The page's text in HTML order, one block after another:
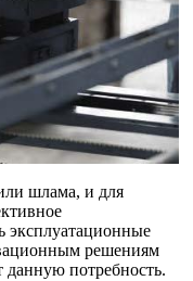
шлама, и для
эксплуатационные
решениям
потребность.